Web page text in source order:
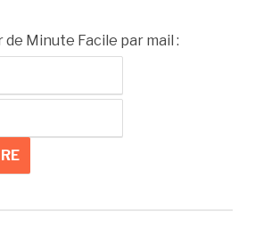
de Minute Facile par mail :